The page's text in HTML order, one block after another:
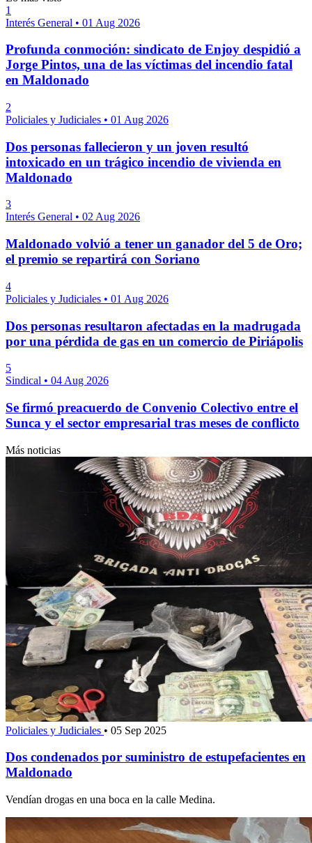
1
Interés General • 01 Aug 2026
Profunda conmoción: sindicato de Enjoy despidió a
Jorge Pintos, una de las víctimas del incendio fatal
en Maldonado
2
Policiales y Judiciales • 01 Aug 2026
Dos personas fallecieron y un joven resultó
intoxicado en un trágico incendio de vivienda en
Maldonado
3
Interés General • 02 Aug 2026
Maldonado volvió a tener un ganador del 5 de Oro;
el premio se repartirá con Soriano
4
Policiales y Judiciales • 01 Aug 2026
Dos personas resultaron afectadas en la madrugada
por una pérdida de gas en un comercio de Piriápolis
5
Sindical • 04 Aug 2026
Se firmó preacuerdo de Convenio Colectivo entre el
Sunca y el sector empresarial tras meses de conflicto
Más noticias
Policiales y Judiciales • 05 Sep 2025
Dos condenados por suministro de estupefacientes en
Maldonado
Vendían drogas en una boca en la calle Medina.